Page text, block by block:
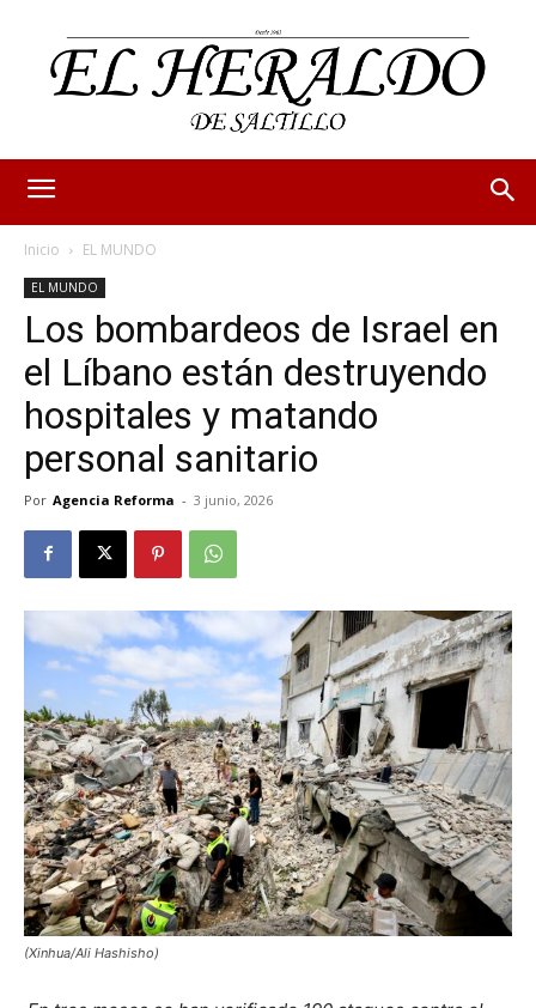
Inicio EL MUNDO
EL MUNDO
Los bombardeos de Israel en
el Líbano están destruyendo
hospitales y matando
personal sanitario
Por Agencia Reforma - 3 junio, 2026
(Xinhua/Ali Hashisho)